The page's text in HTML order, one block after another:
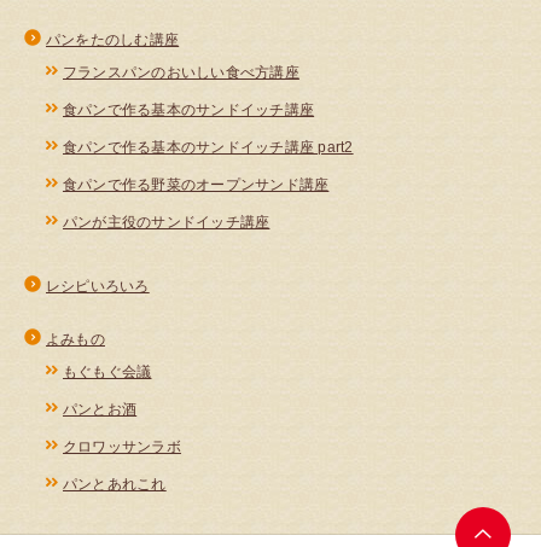
パンをたのしむ講座
フランスパンのおいしい食べ方講座
食パンで作る基本のサンドイッチ講座
食パンで作る基本のサンドイッチ講座 part2
食パンで作る野菜のオープンサンド講座
パンが主役のサンドイッチ講座
レシピいろいろ
よみもの
もぐもぐ会議
パンとお酒
クロワッサンラボ
パンとあれこれ